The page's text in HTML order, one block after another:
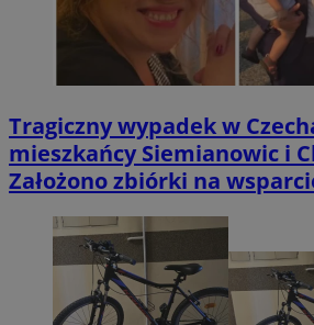
Tragiczny wypadek w
mieszkańcy Siemianowic i
Założono zbiórki na